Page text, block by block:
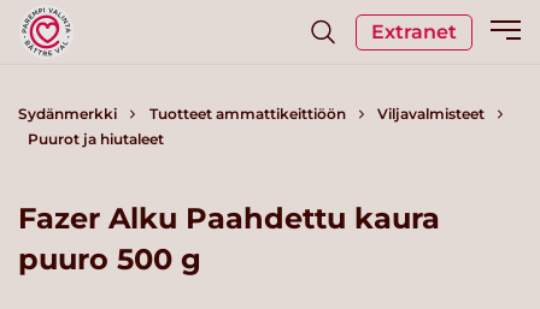
Extranet
Sydänmerkki Tuotteet ammattikeittiöön
Viljavalmisteet
Puurot ja hiutaleet
Fazer Alku Paahdettu kaura
puuro 500 g